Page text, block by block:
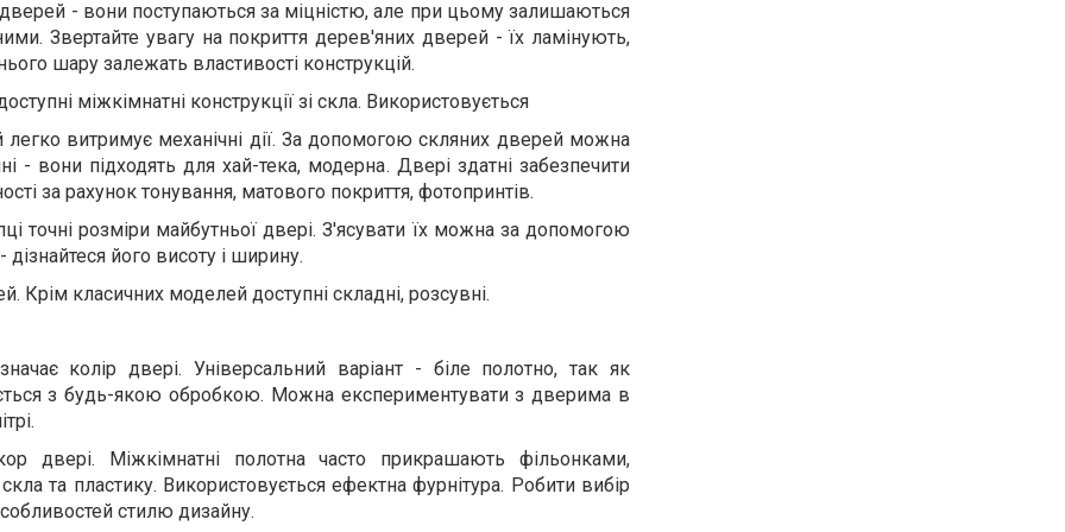
- вони поступаються за міцністю, але при цьому залишаються
Звертайте увагу на покриття дерев'яних дверей - їх ламінують,
шару залежать властивості конструкцій.
міжкімнатні конструкції зі скла. Використовується
легко витримує механічні дії. За допомогою скляних дверей можна
- вони підходять для хай-тека, модерна. Двері здатні забезпечити
за рахунок тонування, матового покриття, фотопринтів.
точні розміри майбутньої двері. З'ясувати їх можна за допомогою
його висоту і ширину.
Крім класичних моделей доступні складні, розсувні.
колір двері. Універсальний варіант - біле полотно, так як
з будь-якою обробкою. Можна експериментувати з дверима в
двері. Міжкімнатні полотна часто прикрашають фільонками,
та пластику. Використовується ефектна фурнітура. Робити вибір
стилю дизайну.